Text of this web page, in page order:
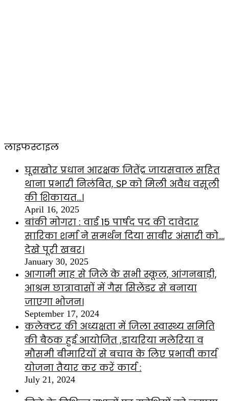
लाइफस्टाइल
घूसखोर प्रधान आरक्षक जितेंद्र जायसवाल सहित
थाना प्रभारी निलंबित, SP को मिली अवैध वसूली
की शिकायत…।
April 16, 2025
बांकी मोगरा : वार्ड 15 पार्षद पद की दावेदार
सारिका शर्मा ने समर्थन दिया साबीर अंसारी को….
देखे पूरी खबर।
January 30, 2025
आगामी माह से जिले के सभी स्कूल, आंगनबाड़ी,
आश्रम छात्रावासों में गैस सिलेंडर से बनाया
जाएगा भोजन।
September 17, 2024
कलेक्टर की अध्यक्षता में जिला स्वास्थ्य समिति
की बैठक हुई आयोजित ,डायरिया मलेरिया व
मौसमी बीमारियों से बचाव के लिए प्रभावी कार्य
योजना तैयार कर करें कार्य :
July 21, 2024